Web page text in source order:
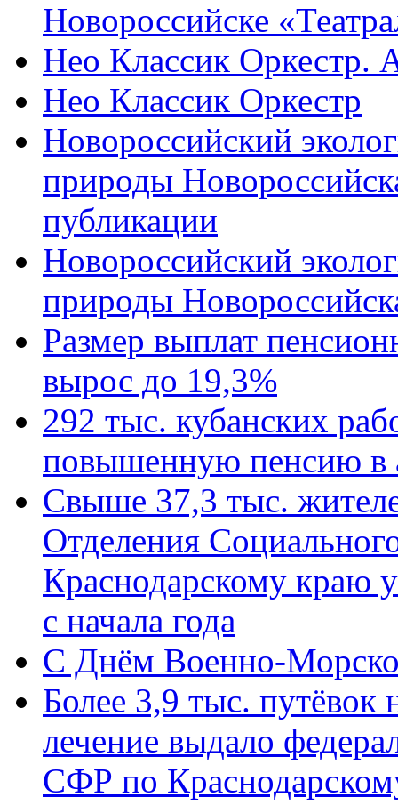
Новороссийске
Нео Классик Оркестр.
Нео Классик Оркестр
Новороссийский
природы
публикации
Новороссийский
природы
Размер выплат
вырос до 19,3%
292 тыс. кубанских
повышенную пенсию в
Свыше 37,3 тыс.
Отделения
Краснодарскому краю
с начала года
C Днём Военно-
Более 3,9 тыс. путёвок
лечение выдало
СФР по